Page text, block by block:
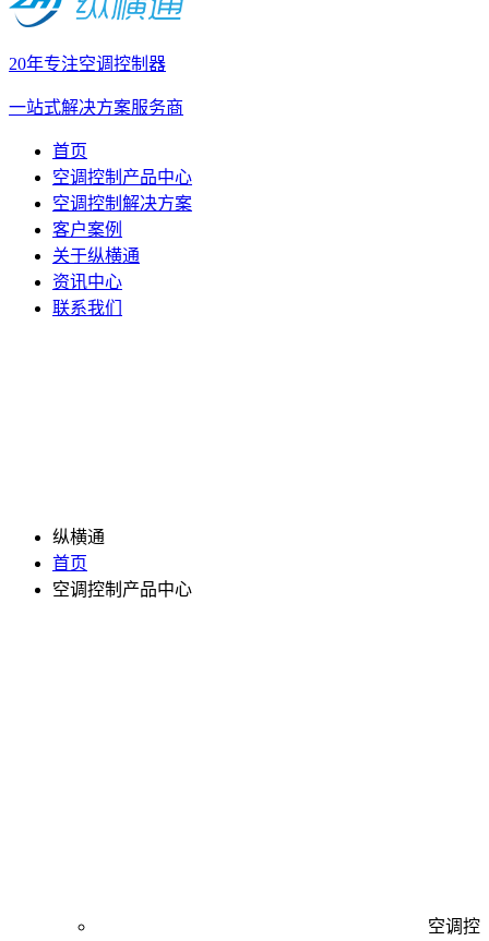
20年专注空调控制器
一站式解决方案服务商
首页
空调控制产品中心
空调控制解决方案
客户案例
关于纵横通
资讯中心
联系我们
纵横通
首页
空调控制产品中心
空调控